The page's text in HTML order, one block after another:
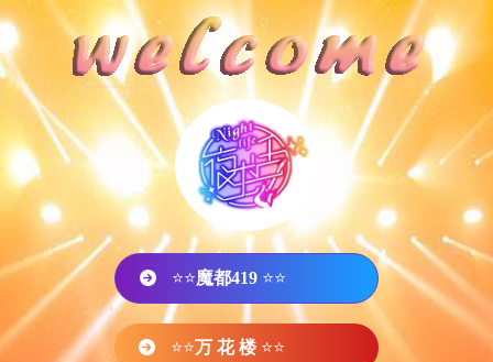
⭐⭐魔都419 ⭐⭐
⭐⭐万 花 楼 ⭐⭐